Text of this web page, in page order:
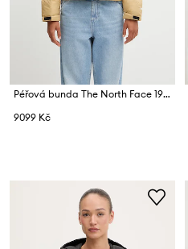
Péřová bunda The North Face 1996 Retro Nuptse
9099 Kč